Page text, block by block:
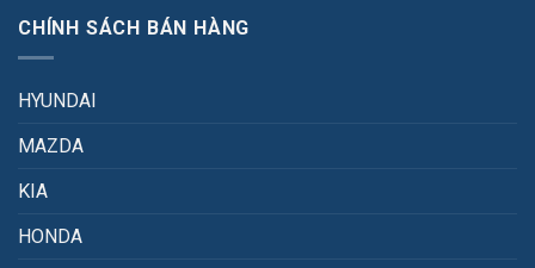
CHÍNH SÁCH BÁN HÀNG
HYUNDAI
MAZDA
KIA
HONDA